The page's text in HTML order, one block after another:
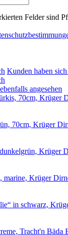
Felder sind
Kunden haben
angesehen